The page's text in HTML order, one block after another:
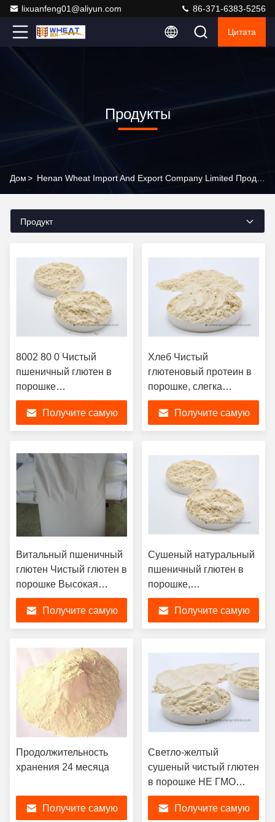
lixuanfeng01@aliyun.com 86-371-6383-5256
Цитата
Продукты
Дом>
Продукт
8002 80 0 Чистый
пшеничный глютен в
порошке
Фармацевтический
класс таблеток
Получите самую
Хлеб Чистый
глютеновый протеин в
порошке, слегка
желтоватый Витальный
пшеничный
глютеновый порошок
Получите самую
Витальный пшеничный
глютен Чистый глютен в
порошке Высокая
скорость поглощения
воды
Получите самую
Сушеный натуральный
пшеничный глютен в
порошке,
высококачественные
добавки к пшеничной
муке
Получите самую
Продолжительность
хранения 24 месяца
Получите самую
Светло-желтый
сушеный чистый глютен
в порошке НЕ ГМО
Белок для пищи
Получите самую